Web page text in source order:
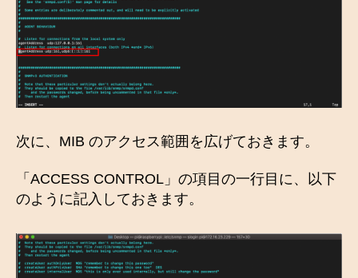
次に、MIB のアクセス範囲を広げておきます。
「ACCESS CONTROL」の項目の一行目に、以下
のように記入しておきます。